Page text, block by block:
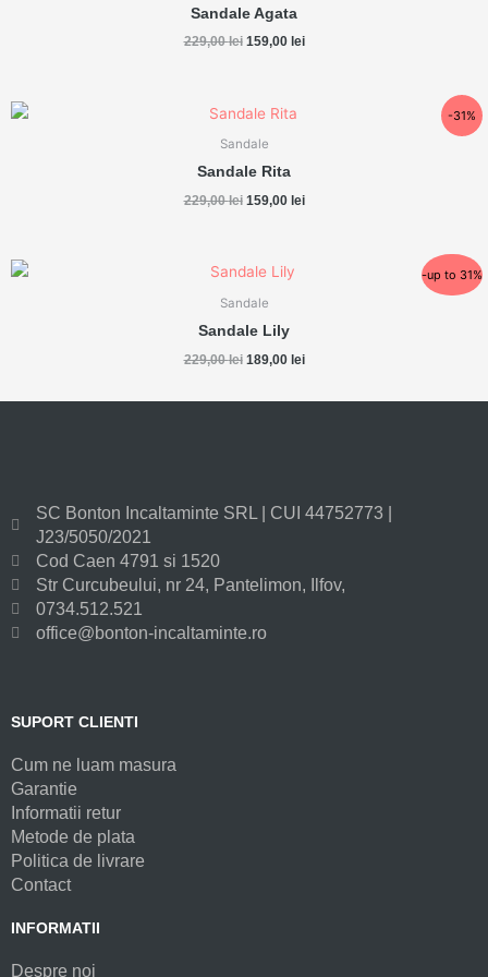
Sandale Agata
229,00lei
229,00 lei.
159,00 lei
-31%
Sandale
Sandale Rita
229,00lei
Prețul
a
229,00 lei.
159,00 lei
-up to 31%
Sandale
Sandale Lily
229,00lei
Prețul
a
229,00 lei.
189,00 lei
SC Bonton Incaltaminte SRL | CUI 44752773 |
J23/5050/2021
Cod Caen 4791 si 1520
Str Curcubeului, nr 24, Pantelimon, Ilfov,
0734.512.521
office@bonton-incaltaminte.ro
SUPORT CLIENTI
Cum ne luam masura
Garantie
Informatii retur
Metode de plata
Politica de livrare
Contact
INFORMATII
Despre noi